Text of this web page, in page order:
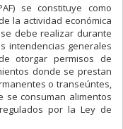
se constituye como
la actividad económica
debe realizar durante
intendencias generales
otorgar permisos de
donde se prestan
o transeúntes,
se consuman alimentos
por la Ley de